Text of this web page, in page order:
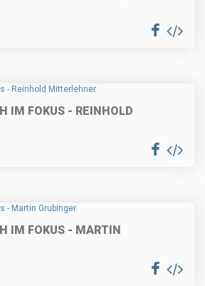
IM FOKUS - REINHOLD
IM FOKUS - MARTIN